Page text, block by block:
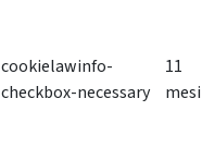
cookielawinfo-
checkbox-necessary
11
mesi